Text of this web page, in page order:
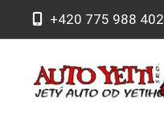
+420 775 988 402